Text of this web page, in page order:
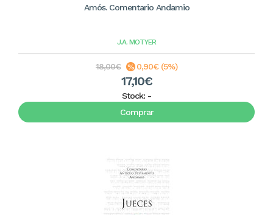
Amós. Comentario Andamio
J.A. MOTYER
18,00€ 0,90€ (5%)
17,10€
Stock: -
Comprar